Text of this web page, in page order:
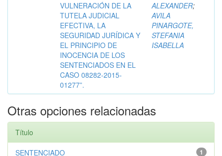
VULNERACIÓN DE LA
TUTELA JUDICIAL
EFECTIVA, LA
SEGURIDAD JURÍDICA Y
EL PRINCIPIO DE
INOCENCIA DE LOS
SENTENCIADOS EN EL
CASO 08282-2015-
01277”.
ALEXANDER;
AVILA
PINARGOTE,
STEFANIA
ISABELLA
Otras opciones relacionadas
Título
1
SENTENCIADO